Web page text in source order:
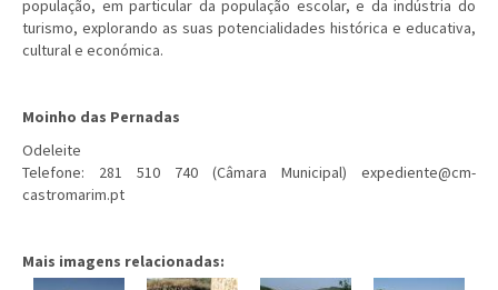
população, em particular da população escolar, e da indústria do
turismo, explorando as suas potencialidades histórica e educativa,
cultural e económica.
Moinho das Pernadas
Odeleite
Telefone: 281 510 740 (Câmara Municipal) expediente@cm-
castromarim.pt
Mais imagens relacionadas: